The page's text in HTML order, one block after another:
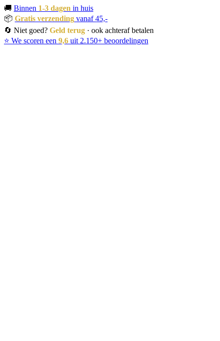
🚚 Binnen 1-3 dagen in huis
📦 Gratis verzending vanaf 45,-
🔄 Niet goed? Geld terug · ook achteraf betalen
⭐ We scoren een 9,6 uit 2.150+ beoordelingen